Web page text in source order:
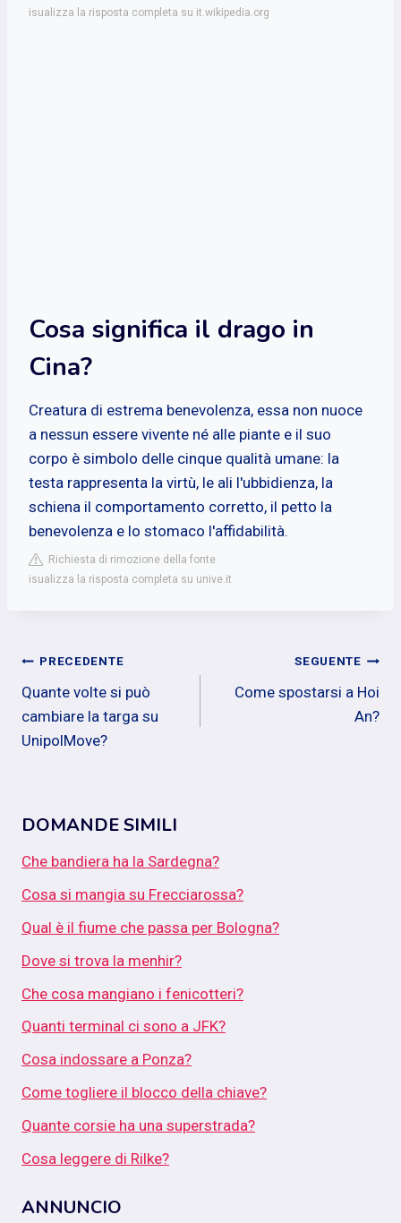
isualizza la risposta completa su it.wikipedia.org
Cosa significa il drago in
Cina?
Creatura di estrema benevolenza, essa non nuoce
a nessun essere vivente né alle piante e il suo
corpo è simbolo delle cinque qualità umane: la
testa rappresenta la virtù, le ali l'ubbidienza, la
schiena il comportamento corretto, il petto la
benevolenza e lo stomaco l'affidabilità.
Richiesta di rimozione della fonte
isualizza la risposta completa su unive.it
Navigazione
articoli
PRECEDENTE
Quante volte si può
cambiare la targa su
UnipolMove?
SEGUENTE
Come spostarsi a Hoi
An?
DOMANDE SIMILI
Che bandiera ha la Sardegna?
Cosa si mangia su Frecciarossa?
Qual è il fiume che passa per Bologna?
Dove si trova la menhir?
Che cosa mangiano i fenicotteri?
Quanti terminal ci sono a JFK?
Cosa indossare a Ponza?
Come togliere il blocco della chiave?
Quante corsie ha una superstrada?
Cosa leggere di Rilke?
ANNUNCIO